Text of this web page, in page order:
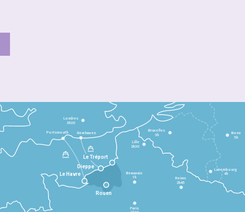
Le Havre
Dieppe
Le Tréport
Paris
Beauvais
1h Reims
2h45
Lille
2h30
Bruxelles
3h
Londres
3h30
Newhaven
Portsmouth Bonn
5h
Luxembourg
4h
Rouen